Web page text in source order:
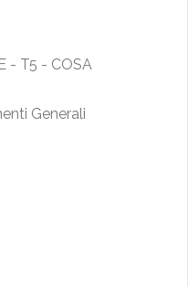
- T5 - COSA
Generali